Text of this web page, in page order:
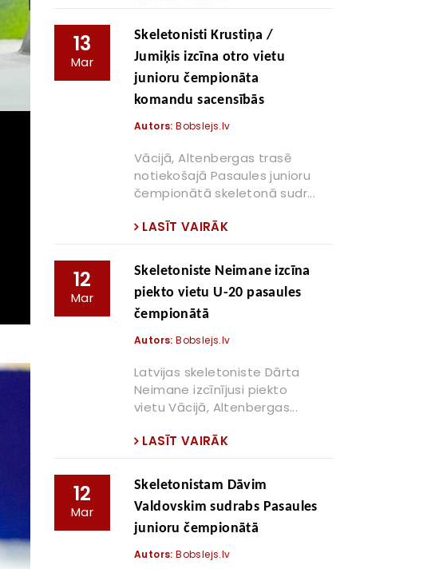
13
Mar
Skeletonisti Krustiņa /
Jumiķis izcīna otro vietu
junioru čempionāta
komandu sacensībās
Autors: Bobslejs.lv
Vācijā, Altenbergas trasē
notiekošajā Pasaules junioru
čempionātā skeletonā sudr...
LASĪT VAIRĀK
12
Mar
Skeletoniste Neimane izcīna
piekto vietu U-20 pasaules
čempionātā
Autors: Bobslejs.lv
Latvijas skeletoniste Dārta
Neimane izcīnījusi piekto
vietu Vācijā, Altenbergas...
LASĪT VAIRĀK
12
Mar
Skeletonistam Dāvim
Valdovskim sudrabs Pasaules
junioru čempionātā
Autors: Bobslejs.lv